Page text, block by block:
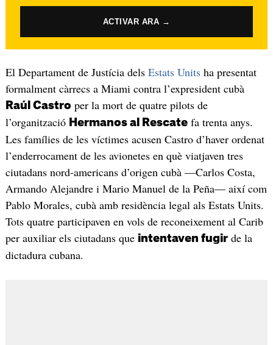
ACTIVAR ARA →
El Departament de Justícia dels Estats Unitsha presentat
formalment càrrecs a Miami contra l’expresident cubà
Raúl Castro per la mort de quatre pilots de
l’organització Hermanos al Rescatefa trenta anys.
Les famílies de les víctimes acusen Castro d’haver ordenat
l’enderrocament de les avionetes en què viatjaven tres
ciutadans nord-americans d’origen cubà —Carlos Costa,
Armando Alejandre i Mario Manuel de la Peña— així com
Pablo Morales, cubà amb residència legal als Estats Units.
Tots quatre participaven en vols de reconeixement al Carib
per auxiliar els ciutadans que intentaven fugirde la
dictadura cubana.